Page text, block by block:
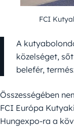
FCI
A
közelséget,
belefér,
Összességében
FCI Európa
Hungexpo-ra a